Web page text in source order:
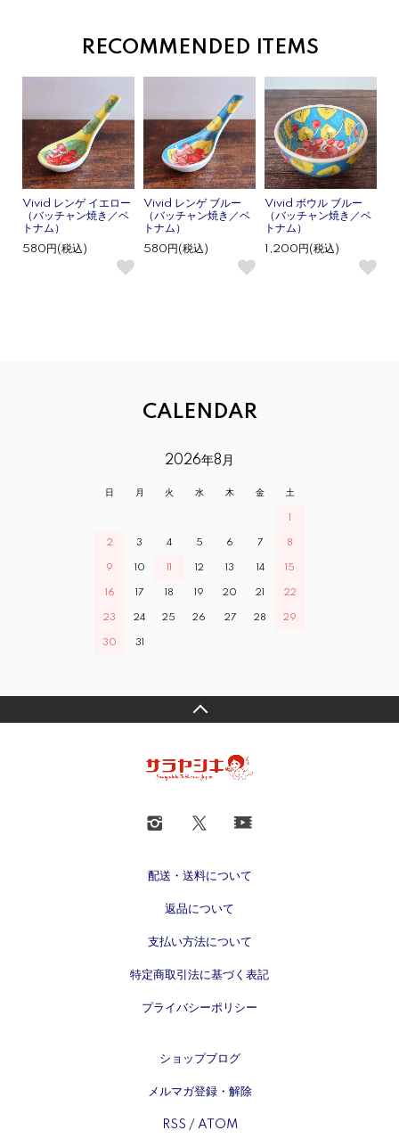
RECOMMENDED ITEMS
Vivid レンゲ イエロー
（バッチャン焼き／ベ
トナム）
580円(税込)
Vivid レンゲ ブルー
（バッチャン焼き／ベ
トナム）
580円(税込)
Vivid ボウル ブルー
（バッチャン焼き／ベ
トナム）
1,200円(税込)
CALENDAR
2026年8月
日 月 火 水 木 金 土
1
2 3 4 5 6 7 8
9 10 11 12 13 14 15
16 17 18 19 20 21 22
23 24 25 26 27 28 29
30 31
配送・送料について
返品について
支払い方法について
特定商取引法に基づく表記
プライバシーポリシー
ショップブログ
メルマガ登録・解除
RSS / ATOM